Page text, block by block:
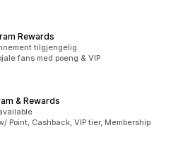
Rewards
tilgjengelig
fans med poeng & VIP
& Rewards
Point, Cashback, VIP tier, Membership